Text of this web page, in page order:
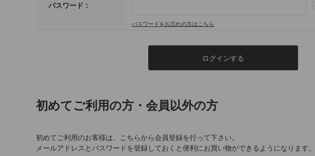
パスワード：
パスワードをお忘れの方はこちら
初めてご利用の方・会員以外の方
初めてご利用のお客様は、こちらから会員登録を行って下さい。
メールアドレスとパスワードを登録しておくと便利にお買い物ができるようになります。